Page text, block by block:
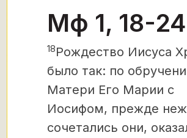
Мф 1, 18-24
18Рождество Иисуса
было так: по
Матери Его Марии с
Иосифом, прежде
сочетались они,